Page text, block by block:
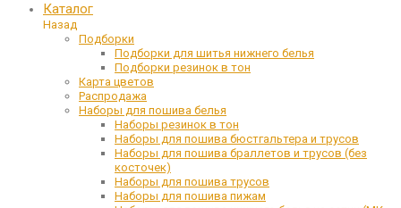
Каталог
Назад
Подборки
Подборки для шитья нижнего белья
Подборки резинок в тон
Карта цветов
Распродажа
Наборы для пошива белья
Наборы резинок в тон
Наборы для пошива бюстгальтера и трусов
Наборы для пошива браллетов и трусов (без
косточек)
Наборы для пошива трусов
Наборы для пошива пижам